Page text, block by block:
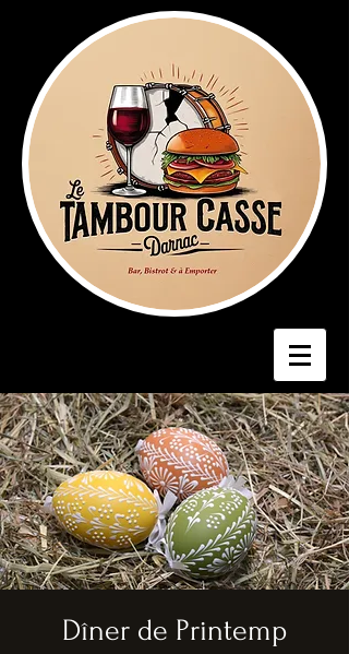
Dîner de Printemp